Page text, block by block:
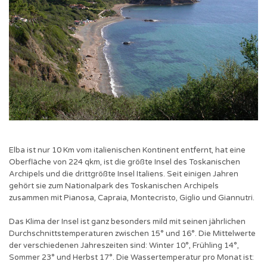
Elba ist nur 10 Km vom italienischen Kontinent entfernt, hat eine
Oberfläche von 224 qkm, ist die größte Insel des Toskanischen
Archipels und die drittgrößte Insel Italiens. Seit einigen Jahren
gehört sie zum Nationalpark des Toskanischen Archipels
zusammen mit Pianosa, Capraia, Montecristo, Giglio und Giannutri.
Das Klima der Insel ist ganz besonders mild mit seinen jährlichen
Durchschnittstemperaturen zwischen 15° und 16°. Die Mittelwerte
der verschiedenen Jahreszeiten sind: Winter 10°, Frühling 14°,
Sommer 23° und Herbst 17°. Die Wassertemperatur pro Monat ist: